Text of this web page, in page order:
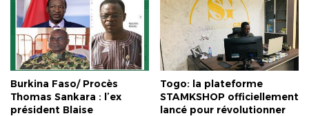
Burkina Faso/ Procès
Thomas Sankara : l’ex
président Blaise
Togo: la plateforme
STAMKSHOP officiellement
lancé pour révolutionner